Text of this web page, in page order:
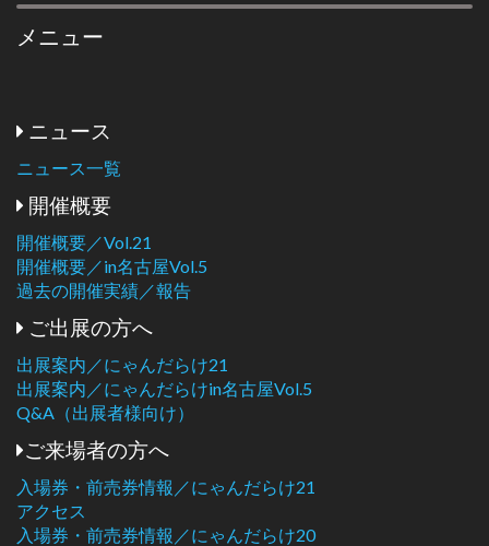
メニュー
ニュース
ニュース一覧
開催概要
開催概要／Vol.21
開催概要／in名古屋Vol.5
過去の開催実績／報告
ご出展の方へ
出展案内／にゃんだらけ21
出展案内／にゃんだらけin名古屋Vol.5
Q&A（出展者様向け）
ご来場者の方へ
入場券・前売券情報／にゃんだらけ21
アクセス
入場券・前売券情報／にゃんだらけ20